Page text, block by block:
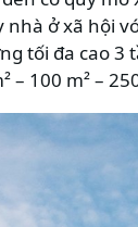
ở xã hội
tối đa cao 3
100 m² –